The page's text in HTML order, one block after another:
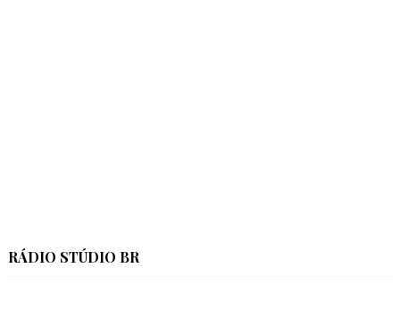
RÁDIO STÚDIO BR